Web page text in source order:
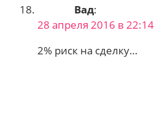
Вад:
28 апреля 2016 в 22:14
2% риск на сделку…